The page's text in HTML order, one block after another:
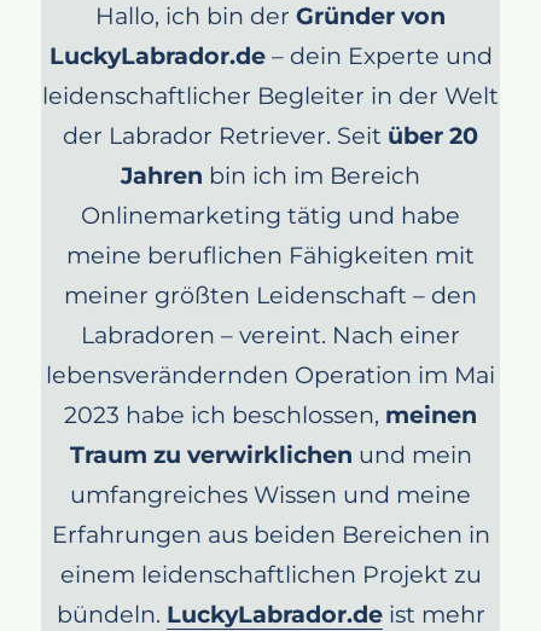
Hallo, ich bin der Gründer von
LuckyLabrador.de– dein Experte und
leidenschaftlicher Begleiter in der Welt
der Labrador Retriever. Seit über 20
Jahren bin ich im Bereich
Onlinemarketing tätig und habe
meine beruflichen Fähigkeiten mit
meiner größten Leidenschaft – den
Labradoren – vereint. Nach einer
lebensverändernden Operation im Mai
2023 habe ich beschlossen, meinen
Traum zu verwirklichen und mein
umfangreiches Wissen und meine
Erfahrungen aus beiden Bereichen in
einem leidenschaftlichen Projekt zu
bündeln. LuckyLabrador.deist mehr